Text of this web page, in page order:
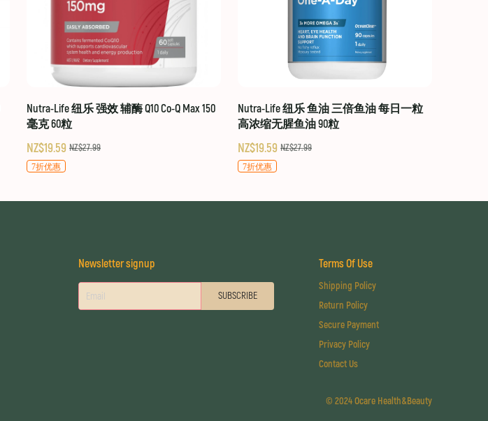
Nutra-Life 纽乐 强效 辅酶 Q10 Co-Q Max 150
毫克 60粒
NZ$19.59 NZ$27.99
7折优惠
Nutra-Life 纽乐 鱼油 三倍鱼油 每日一粒
高浓缩无腥鱼油 90粒
NZ$19.59 NZ$27.99
7折优惠
Newsletter signup
SUBSCRIBE
Terms Of Use
Shipping Policy
Return Policy
Secure Payment
Privacy Policy
Contact Us
© 2024 Ocare Health&Beauty